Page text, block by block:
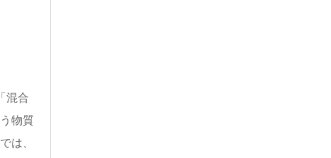
混合
物質
は、